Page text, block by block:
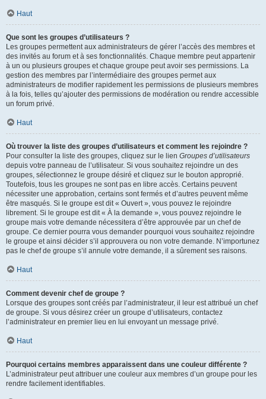
Haut
Que sont les groupes d’utilisateurs ?
Les groupes permettent aux administrateurs de gérer l’accès des membres et
des invités au forum et à ses fonctionnalités. Chaque membre peut appartenir
à un ou plusieurs groupes et chaque groupe peut avoir ses permissions. La
gestion des membres par l’intermédiaire des groupes permet aux
administrateurs de modifier rapidement les permissions de plusieurs membres
à la fois, telles qu’ajouter des permissions de modération ou rendre accessible
un forum privé.
Haut
Où trouver la liste des groupes d’utilisateurs et comment les rejoindre ?
Pour consulter la liste des groupes, cliquez sur le lien Groupes d’utilisateurs
depuis votre panneau de l’utilisateur. Si vous souhaitez rejoindre un des
groupes, sélectionnez le groupe désiré et cliquez sur le bouton approprié.
Toutefois, tous les groupes ne sont pas en libre accès. Certains peuvent
nécessiter une approbation, certains sont fermés et d’autres peuvent même
être masqués. Si le groupe est dit « Ouvert », vous pouvez le rejoindre
librement. Si le groupe est dit « À la demande », vous pouvez rejoindre le
groupe mais votre demande nécessitera d’être approuvée par un chef de
groupe. Ce dernier pourra vous demander pourquoi vous souhaitez rejoindre
le groupe et ainsi décider s’il approuvera ou non votre demande. N’importunez
pas le chef de groupe s’il annule votre demande, il a sûrement ses raisons.
Haut
Comment devenir chef de groupe ?
Lorsque des groupes sont créés par l’administrateur, il leur est attribué un chef
de groupe. Si vous désirez créer un groupe d’utilisateurs, contactez
l’administrateur en premier lieu en lui envoyant un message privé.
Haut
Pourquoi certains membres apparaissent dans une couleur différente ?
L’administrateur peut attribuer une couleur aux membres d’un groupe pour les
rendre facilement identifiables.